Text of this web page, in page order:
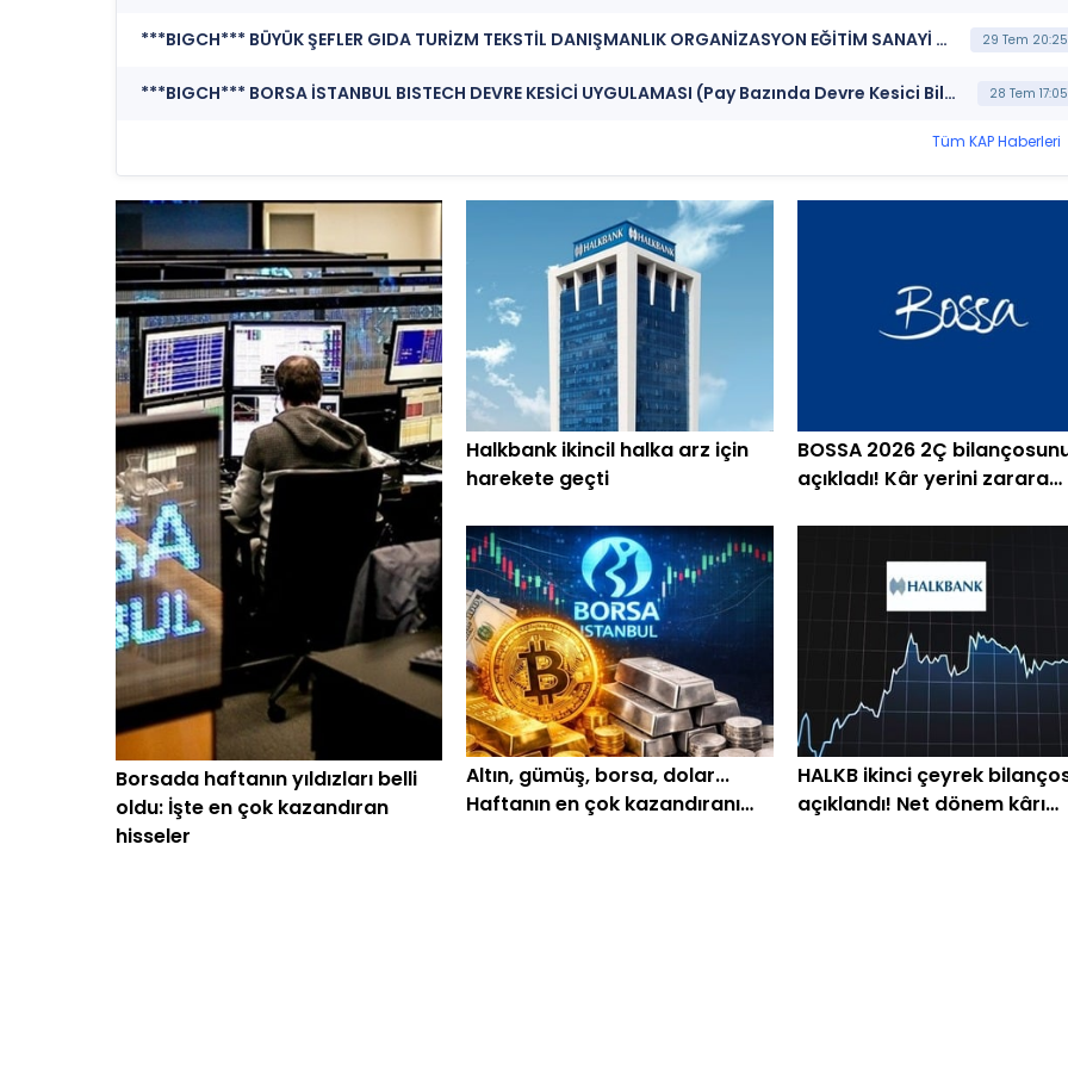
***BIGCH*** BÜYÜK ŞEFLER GIDA TURİZM TEKSTİL DANIŞMANLIK ORGANİZASYON EĞİTİM SANAYİ VE TİCARET A.Ş. (Finansal Rapor) 29 Tem 20:25
***BIGCH*** BORSA İSTANBUL BISTECH DEVRE KESİCİ UYGULAMASI (Pay Bazında Devre Kesici Bildirimi) 28 Tem 17:05
Tüm KAP Haberleri
Borsada haftanın yıldızları belli
oldu: İşte en çok kazandıran
hisseler
Halkbank ikincil halka arz için
harekete geçti
BOSSA 2026 2Ç
açıkladı! Kâr yerini zarara
Altın, gümüş, borsa, dolar...
Haftanın en çok kazandıranı
HALKB ikinci çeyrek
açıklandı! Net dönem kârı